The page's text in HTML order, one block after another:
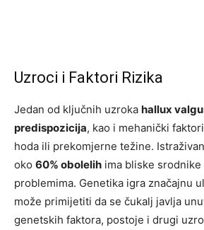
Uzroci i Faktori Rizika
Jedan od ključnih uzroka hallux
predispozicija, kao i mehanički
hoda ili prekomjerne težine.
oko 60% obolelih ima bliske srodnike
problemima. Genetika igra značajnu
može primijetiti da se čukalj javlja
genetskih faktora, postoje i drugi